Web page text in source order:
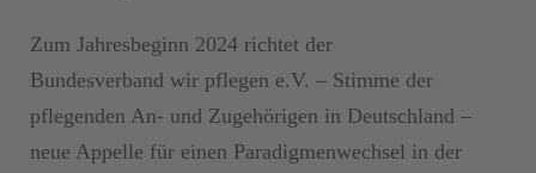
Zum Jahresbeginn 2024 richtet der
Bundesverband wir pflegen e.V. – Stimme der
pflegenden An- und Zugehörigen in Deutschland –
neue Appelle für einen Paradigmenwechsel in der